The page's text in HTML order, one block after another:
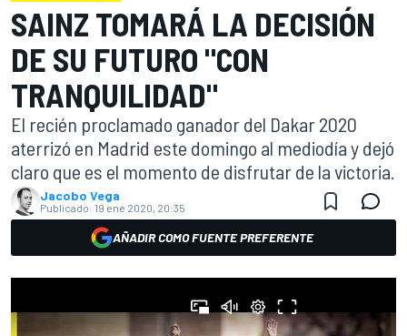
SAINZ TOMARÁ LA DECISIÓN
DE SU FUTURO "CON
TRANQUILIDAD"
El recién proclamado ganador del Dakar 2020
aterrizó en Madrid este domingo al mediodía y dejó
claro que es el momento de disfrutar de la victoria.
Jacobo Vega
Publicado: 19 ene 2020, 20:35
AÑADIR COMO FUENTE PREFERENTE